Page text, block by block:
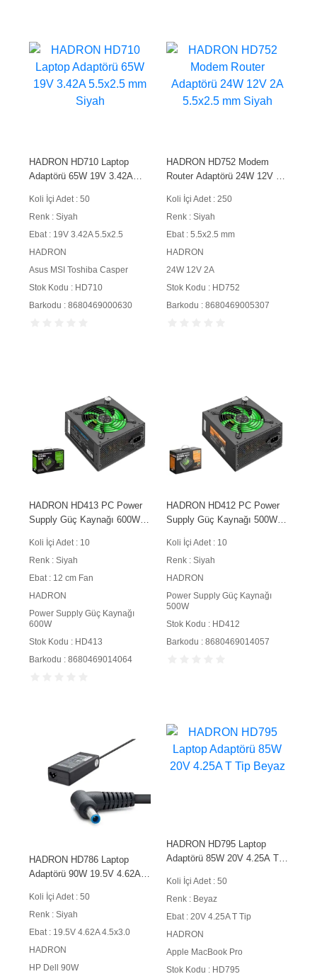
HADRON HD710 Laptop
Adaptörü 65W 19V 3.42A
Koli İçi Adet : 50
Renk : Siyah
Ebat : 19V 3.42A 5.5x2.5
HADRON
Asus MSI Toshiba Casper
Stok Kodu : HD710
Barkodu : 8680469000630
HADRON HD752 Modem
Router Adaptörü 24W 12V 2A
Koli İçi Adet : 250
Renk : Siyah
Ebat : 5.5x2.5 mm
HADRON
24W 12V 2A
Stok Kodu : HD752
Barkodu : 8680469005307
HADRON HD413 PC Power
Supply Güç Kaynağı 600W
Koli İçi Adet : 10
Renk : Siyah
Ebat : 12 cm Fan
HADRON
Power Supply Güç Kaynağı
600W
Stok Kodu : HD413
Barkodu : 8680469014064
HADRON HD412 PC Power
Supply Güç Kaynağı 500W
Koli İçi Adet : 10
Renk : Siyah
HADRON
Power Supply Güç Kaynağı
500W
Stok Kodu : HD412
Barkodu : 8680469014057
HADRON HD786 Laptop
Adaptörü 90W 19.5V 4.62A
Koli İçi Adet : 50
Renk : Siyah
Ebat : 19.5V 4.62A 4.5x3.0
HADRON
HP Dell 90W
HADRON HD795 Laptop
Adaptörü 85W 20V 4.25A T
Koli İçi Adet : 50
Renk : Beyaz
Ebat : 20V 4.25A T Tip
HADRON
Apple MacBook Pro
Stok Kodu : HD795